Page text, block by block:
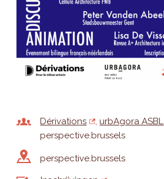
Dérivations
urbAgora ASBL
perspective.brussels
perspective.brussels